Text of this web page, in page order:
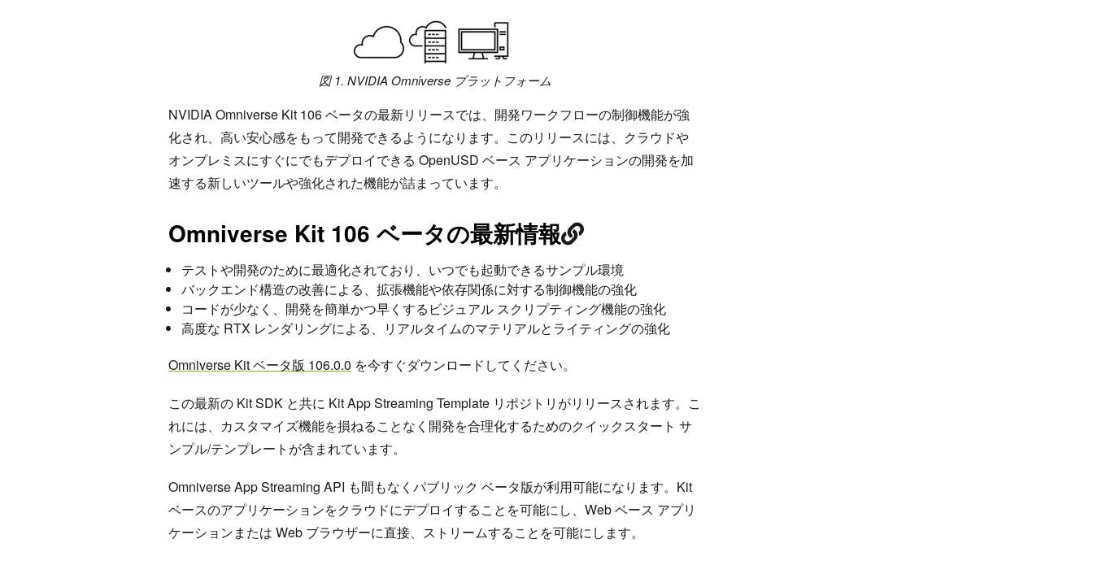
図 1. NVIDIA Omniverse プラットフォーム
NVIDIA Omniverse Kit 106 ベータの最新リリースでは、開発ワークフローの制御機能が強
化され、高い安心感をもって開発できるようになります。このリリースには、クラウドや
オンプレミスにすぐにでもデプロイできる OpenUSD ベース アプリケーションの開発を加
速する新しいツールや強化された機能が詰まっています。
Omniverse Kit 106 ベータの最新情報
テストや開発のために最適化されており、いつでも起動できるサンプル環境
バックエンド構造の改善による、拡張機能や依存関係に対する制御機能の強化
コードが少なく、開発を簡単かつ早くするビジュアル スクリプティング機能の強化
高度な RTX レンダリングによる、リアルタイムのマテリアルとライティングの強化
Omniverse Kit ベータ版 106.0.0 を今すぐダウンロードしてください。
この最新の Kit SDK と共に Kit App Streaming Template リポジトリがリリースされます。こ
れには、カスタマイズ機能を損ねることなく開発を合理化するためのクイックスタート サ
ンプル/テンプレートが含まれています。
Omniverse App Streaming API も間もなくパブリック ベータ版が利用可能になります。Kit
ベースのアプリケーションをクラウドにデプロイすることを可能にし、Web ベース アプリ
ケーションまたは Web ブラウザーに直接、ストリームすることを可能にします。